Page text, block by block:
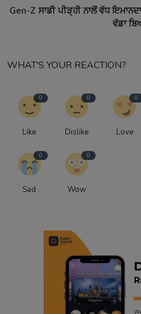
Gen-Z ਸਾਡੀ ਪੀੜ੍ਹੀ ਨਾਲੋਂ ਵੱਧ
ਵੱਡਾ
WHAT'S YOUR REACTION?
0
Like
0
Dislike
0
Love
0
Sad
0
Wow